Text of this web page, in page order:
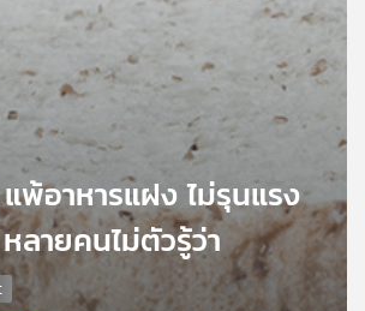
แพ้อาหารแฝง ไม่รุนแรง
ลายคนไม่ตัวรู้ว่า